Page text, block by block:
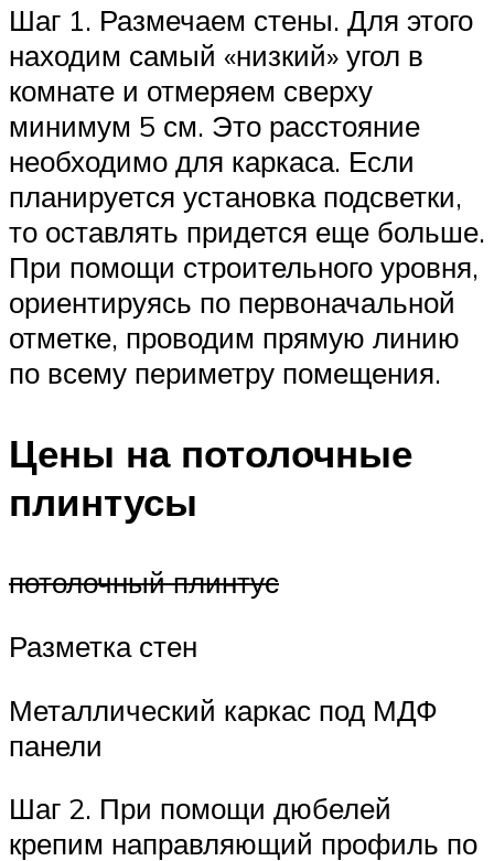
Шаг 1. Размечаем стены. Для этого
находим самый «низкий» угол в
комнате и отмеряем сверху
минимум 5 см. Это расстояние
необходимо для каркаса. Если
планируется установка подсветки,
то оставлять придется еще больше.
При помощи строительного уровня,
ориентируясь по первоначальной
отметке, проводим прямую линию
по всему периметру помещения.
Цены на потолочные
плинтусы
потолочный плинтус
Разметка стен
Металлический каркас под МДФ
панели
Шаг 2. При помощи дюбелей
крепим направляющий профиль по